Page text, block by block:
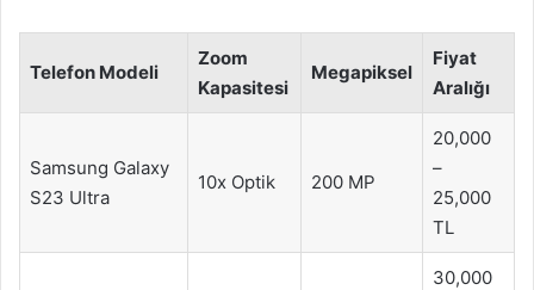
Telefon Modeli
Zoom
Kapasitesi
Megapiksel
Fiyat
Aralığı
Samsung Galaxy
S23 Ultra
10x Optik 200 MP
20,000
–
25,000
TL
30,000